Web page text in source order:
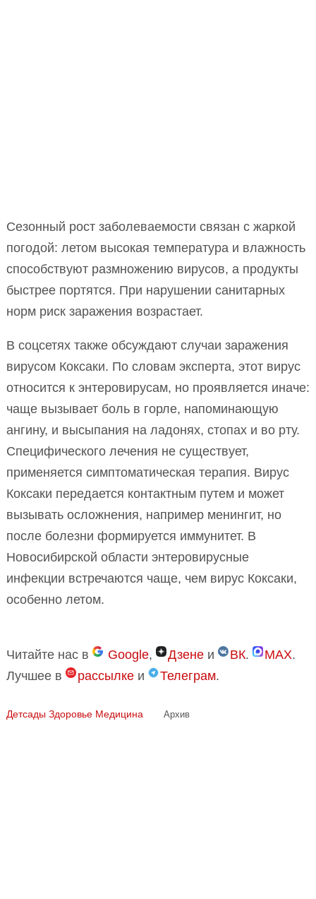
Сезонный рост заболеваемости связан с жаркой
погодой: летом высокая температура и влажность
способствуют размножению вирусов, а продукты
быстрее портятся. При нарушении санитарных
норм риск заражения возрастает.
В соцсетях также обсуждают случаи заражения
вирусом Коксаки. По словам эксперта, этот вирус
относится к энтеровирусам, но проявляется иначе:
чаще вызывает боль в горле, напоминающую
ангину, и высыпания на ладонях, стопах и во рту.
Специфического лечения не существует,
применяется симптоматическая терапия. Вирус
Коксаки передается контактным путем и может
вызывать осложнения, например менингит, но
после болезни формируется иммунитет. В
Новосибирской области энтеровирусные
инфекции встречаются чаще, чем вирус Коксаки,
особенно летом.
Читайте нас в Google, Дзене и ВК. MAX.
Лучшее в
рассылке и Телеграм.
Детсады Здоровье Медицина Архив